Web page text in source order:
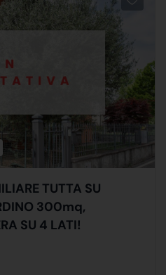
TUTTA SU
300mq,
SU 4 LATI!